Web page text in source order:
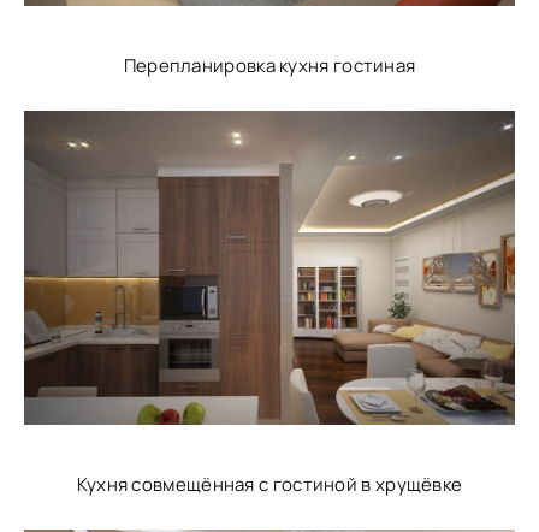
Перепланировка кухня гостиная
Кухня совмещённая с гостиной в хрущёвке